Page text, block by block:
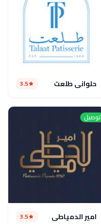
حلواني طلعت 3.5
توصيل
امير الدمياطي 3.5